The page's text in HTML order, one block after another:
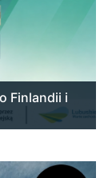
Finlandii i